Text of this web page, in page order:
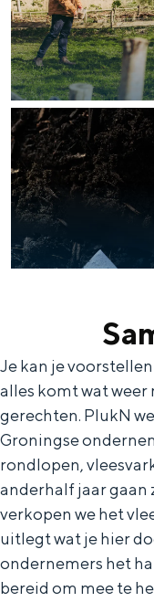
Je kan je
alles komt wat
gerechten. PlukN
Groningse
rondlopen,
anderhalf jaar gaan
verkopen we het
uitlegt wat je hier
ondernemers het
bereid om mee te